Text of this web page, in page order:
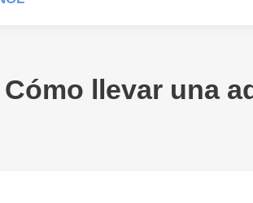
Cómo llevar una